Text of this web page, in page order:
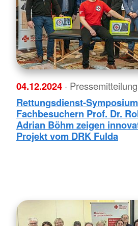
04.12.2024 · Pressemitteilung
Rettungsdienst-
Fachbesuchern Prof. Dr.
Adrian Böhm zeigen
Projekt vom DRK Fulda